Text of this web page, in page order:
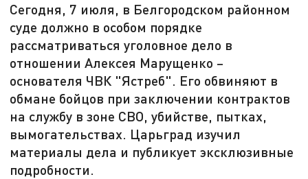
Сегодня, 7 июля, в Белгородском районном
суде должно в особом порядке
рассматриваться уголовное дело в
отношении Алексея Марущенко –
основателя ЧВК "Ястреб". Его обвиняют в
обмане бойцов при заключении контрактов
на службу в зоне СВО, убийстве, пытках,
вымогательствах. Царьград изучил
материалы дела и публикует эксклюзивные
подробности.